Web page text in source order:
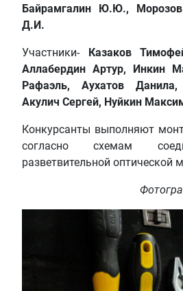
Байрамгалин Ю.Ю.,
Д.И.
Участники-
Казаков
Аллабердин Артур, Инкин
Рафаэль, Аухатов
Акулич Сергей, Нуйкин
Конкурсанты выполняют
согласно схемам
разветвительной оптической